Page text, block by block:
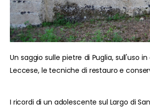
Un saggio sulle pietre di Puglia, sull'uso
Leccese, le tecniche di restauro e
I ricordi di un adolescente sul Largo di